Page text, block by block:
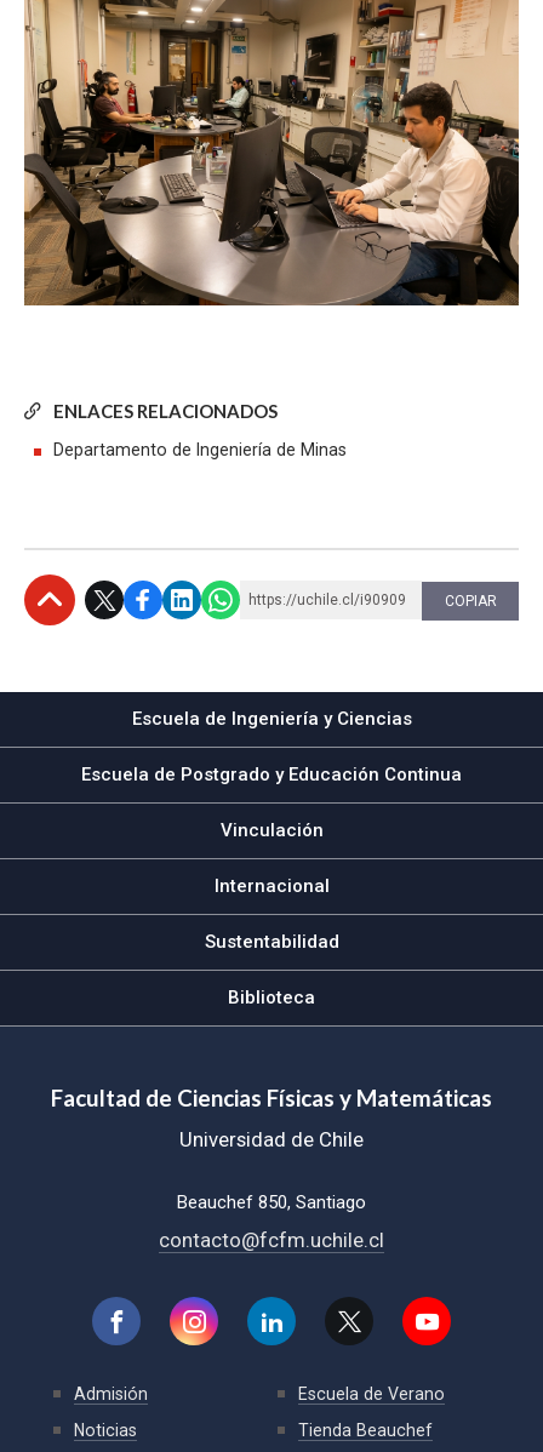
ENLACES RELACIONADOS
Departamento de Ingeniería de Minas
https://uchile.cl/i90909 COPIAR
Escuela de Ingeniería y Ciencias
Escuela de Postgrado y Educación Continua
Vinculación
Internacional
Sustentabilidad
Biblioteca
Facultad de Ciencias Físicas y Matemáticas
Universidad de Chile
Beauchef 850, Santiago
contacto@fcfm.uchile.cl
Admisión
Noticias
Escuela de Verano
Tienda Beauchef